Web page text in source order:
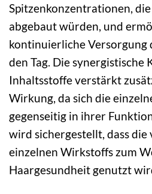
Spitzenkonzentrationen,
abgebaut würden, und
kontinuierliche Versorgung
den Tag. Die
Inhaltsstoffe verstärkt
Wirkung, da sich die
gegenseitig in ihrer
wird sichergestellt, dass die
einzelnen Wirkstoffs zum
Haargesundheit genutzt